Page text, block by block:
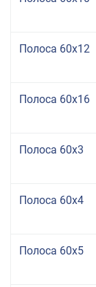
Полоса 60x12
Полоса 60x16
Полоса 60x3
Полоса 60x4
Полоса 60x5